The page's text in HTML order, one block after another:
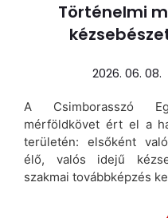
Történelmi
2026. 06. 08.
A Csimborasszó
mérföldkövet ért el a
területén: elsőként
élő, valós idejű
szakmai továbbképzés